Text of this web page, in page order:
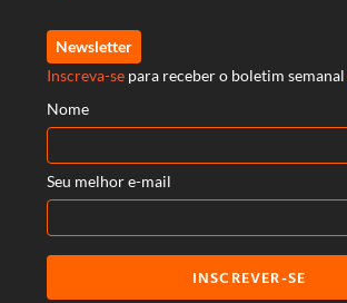
Newsletter
Inscreva-se para receber o boletim semanal
Nome
Seu melhor e-mail
INSCREVER-SE